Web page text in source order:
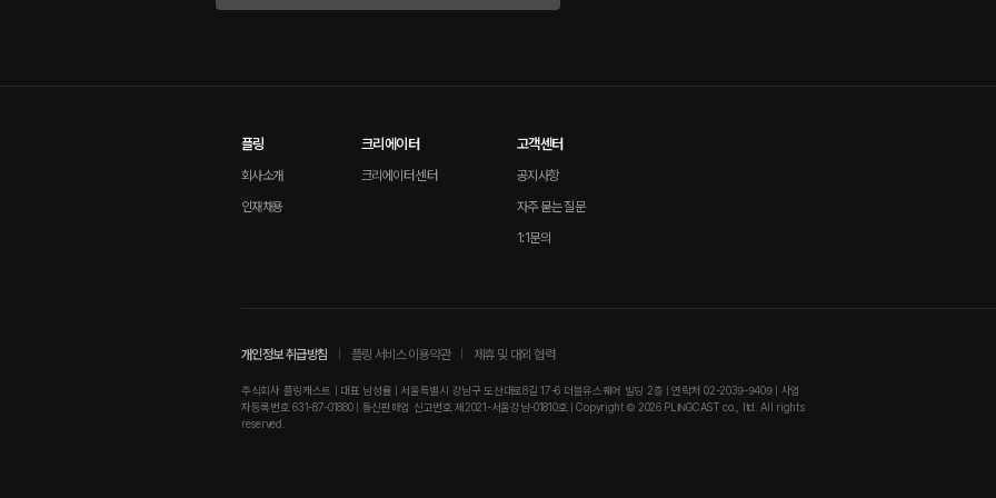
플링
회사소개
인재채용
크리에이터
크리에이터 센터
고객센터
공지사항
자주 묻는 질문
1:1문의
개인정보 취급방침 플링 서비스 이용약관 제휴 및 대외 협력
주식회사 플링캐스트 | 대표 남성률 | 서울특별시 강남구 도산대로8길 17-6 더블유스퀘어 빌딩 2층 | 연락처 02-2039-9409 | 사업
자등록번호 631-87-01880 | 통신판매업 신고번호 제2021-서울강남-01810호 | Copyright © 2026 PLINGCAST co., ltd. All rights
reserved.